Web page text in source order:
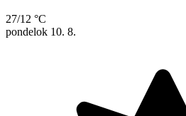
27/12 °C
pondelok 10. 8.